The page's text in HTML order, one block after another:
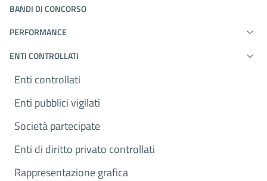
BANDI DI CONCORSO
PERFORMANCE
ENTI CONTROLLATI
Enti controllati
Enti pubblici vigilati
Società partecipate
Enti di diritto privato controllati
Rappresentazione grafica